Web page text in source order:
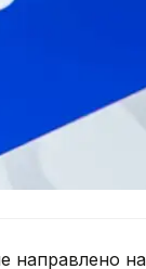
направлено